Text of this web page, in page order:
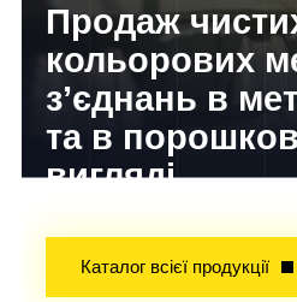
Продаж
кольорових
з’єднань в
та в
вигляді
Каталог всієї продукції